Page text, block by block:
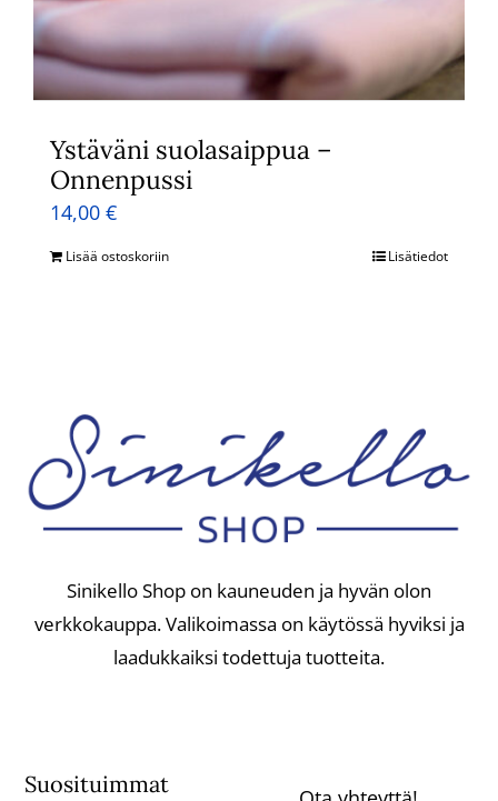
Ystäväni suolasaippua –
Onnenpussi
14,00 €
Lisää ostoskoriin Lisätiedot
Sinikello Shop on kauneuden ja hyvän olon
verkkokauppa. Valikoimassa on käytössä hyviksi ja
laadukkaiksi todettuja tuotteita.
Suosituimmat